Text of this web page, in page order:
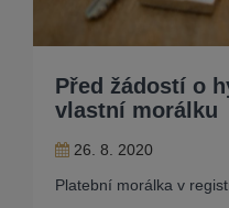
Před žádostí o
vlastní morálku
26. 8. 2020
Platební morálka v